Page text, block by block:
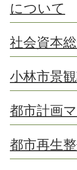
について
社会資本
小林市景
都市計画
都市再生